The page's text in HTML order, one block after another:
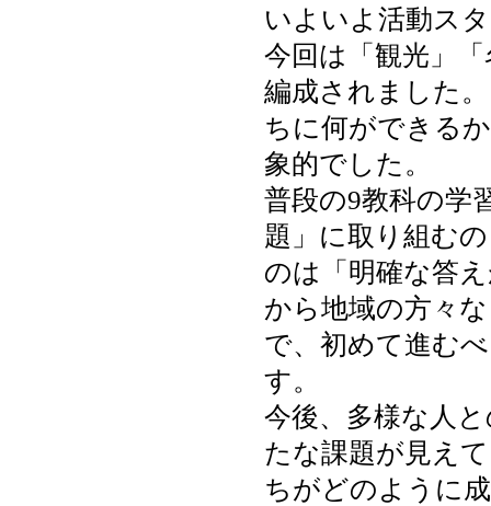
いよいよ活動ス
今回は「観光」
編成されました
ちに何ができる
象的でした。
普段の9教科の学
題」に取り組む
のは「明確な答
から地域の方々
で、初めて進む
す。
今後、多様な人
たな課題が見え
ちがどのように